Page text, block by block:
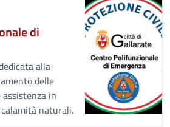
di
alla
delle
in
naturali.